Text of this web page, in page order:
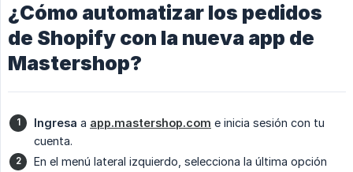
¿Cómo automatizar los pedidos
de Shopify con la nueva app de
Mastershop?
Ingresa a app.mastershop.com e inicia sesión con tu
cuenta.
En el menú lateral izquierdo, selecciona la última opción